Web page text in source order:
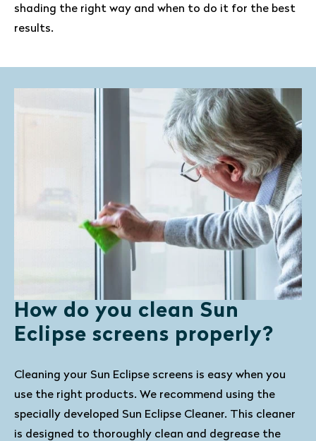
shading the right way and when to do it for the best
results.
How do you clean Sun
Eclipse screens properly?
Cleaning your Sun Eclipse screens is easy when you
use the right products. We recommend using the
specially developed Sun Eclipse Cleaner. This cleaner
is designed to thoroughly clean and degrease the